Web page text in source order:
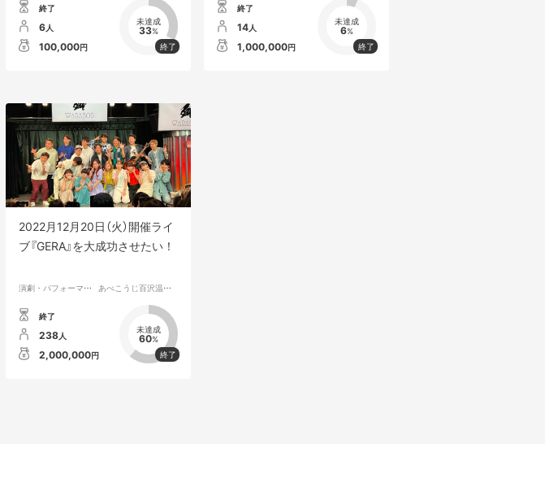
終了
6人
100,000円
未達成
33%
終了
14人
1,000,000円
未達成
6%
2022月12月20日（火）開催ライ
ブ『GERA』を大成功させたい！
演劇・パフォーマンス あべこうじ百沢温泉の再生プロジェクト
終了
238人
2,000,000円
未達成
60%